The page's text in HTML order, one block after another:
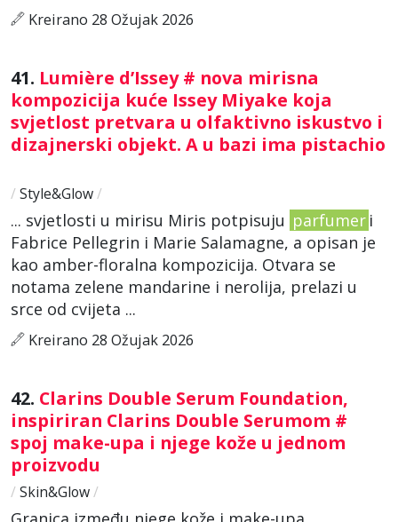
Kreirano 28 Ožujak 2026
41. Lumière d’Issey # nova mirisna
kompozicija kuće Issey Miyake koja
svjetlost pretvara u olfaktivno iskustvo i
dizajnerski objekt. A u bazi ima pistachio
/ Style&Glow/
... svjetlosti u mirisu Miris potpisuju parfumer i
Fabrice Pellegrin i Marie Salamagne, a opisan je
kao amber-floralna kompozicija. Otvara se
notama zelene mandarine i nerolija, prelazi u
srce od cvijeta ...
Kreirano 28 Ožujak 2026
42. Clarins Double Serum Foundation,
inspiriran Clarins Double Serumom #
spoj make-upa i njege kože u jednom
proizvodu
/ Skin&Glow/